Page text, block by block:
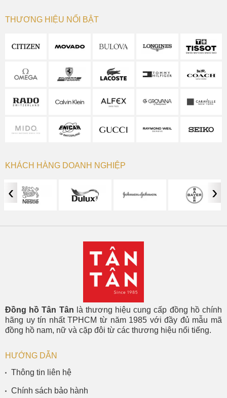
THƯƠNG HIỆU NỔI BẬT
KHÁCH HÀNG DOANH NGHIỆP
‹ ›
Đồng hồ Tân Tân là thương hiệu cung cấp đồng hồ chính
hãng uy tín nhất TPHCM từ năm 1985 với đầy đủ mẫu mã
đồng hồ nam, nữ và cặp đôi từ các thương hiệu nổi tiếng.
HƯỚNG DẪN
Thông tin liên hệ
Chính sách bảo hành